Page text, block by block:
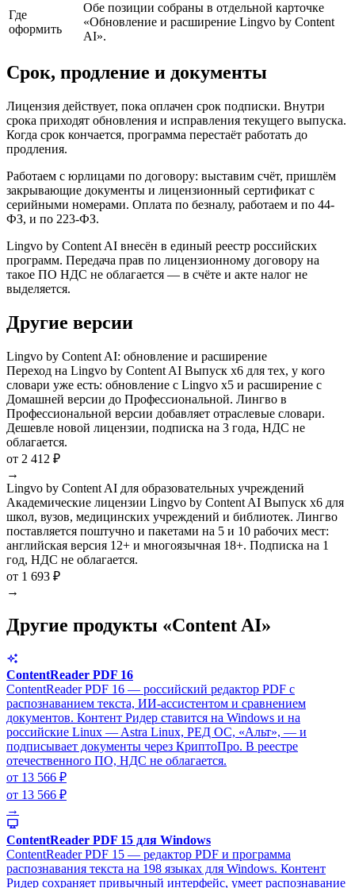
Где
оформить
Обе позиции собраны в отдельной карточке
«Обновление и расширение Lingvo by Content
AI».
Срок, продление и документы
Лицензия действует, пока оплачен срок подписки. Внутри
срока приходят обновления и исправления текущего выпуска.
Когда срок кончается, программа перестаёт работать до
продления.
Работаем с юрлицами по договору: выставим счёт, пришлём
закрывающие документы и лицензионный сертификат с
серийными номерами. Оплата по безналу, работаем и по 44-
ФЗ, и по 223-ФЗ.
Lingvo by Content AI внесён в единый реестр российских
программ. Передача прав по лицензионному договору на
такое ПО НДС не облагается — в счёте и акте налог не
выделяется.
Другие версии
Lingvo by Content AI: обновление и расширение
Переход на Lingvo by Content AI Выпуск x6 для тех, у кого
словари уже есть: обновление с Lingvo x5 и расширение с
Домашней версии до Профессиональной. Лингво в
Профессиональной версии добавляет отраслевые словари.
Дешевле новой лицензии, подписка на 3 года, НДС не
облагается.
от 2 412 ₽
→
Lingvo by Content AI для образовательных учреждений
Академические лицензии Lingvo by Content AI Выпуск x6 для
школ, вузов, медицинских учреждений и библиотек. Лингво
поставляется поштучно и пакетами на 5 и 10 рабочих мест:
английская версия 12+ и многоязычная 18+. Подписка на 1
год, НДС не облагается.
от 1 693 ₽
→
Другие продукты «Content AI»
ContentReader PDF 16
ContentReader PDF 16 — российский редактор PDF с
распознаванием текста, ИИ-ассистентом и сравнением
документов. Контент Ридер ставится на Windows и на
российские Linux — Astra Linux, РЕД ОС, «Альт», — и
подписывает документы через КриптоПро. В реестре
отечественного ПО, НДС не облагается.
от 13 566 ₽
от 13 566 ₽
→
ContentReader PDF 15 для Windows
ContentReader PDF 15 — редактор PDF и программа
распознавания текста на 198 языках для Windows. Контент
Ридер сохраняет привычный интерфейс, умеет распознавание